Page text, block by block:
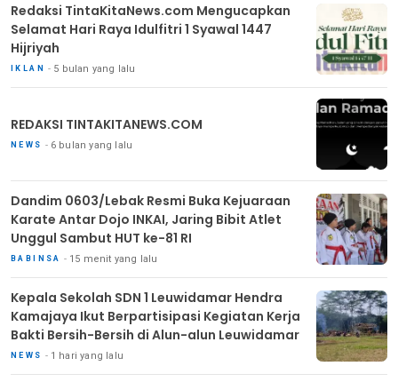
Redaksi TintaKitaNews.com Mengucapkan
Selamat Hari Raya Idulfitri 1 Syawal 1447
Hijriyah
IKLAN 5 bulan yang lalu
REDAKSI TINTAKITANEWS.COM
NEWS 6 bulan yang lalu
Dandim 0603/Lebak Resmi Buka Kejuaraan
Karate Antar Dojo INKAI, Jaring Bibit Atlet
Unggul Sambut HUT ke-81 RI
BABINSA 15 menit yang lalu
Kepala Sekolah SDN 1 Leuwidamar Hendra
Kamajaya Ikut Berpartisipasi Kegiatan Kerja
Bakti Bersih-Bersih di Alun-alun Leuwidamar
NEWS 1 hari yang lalu